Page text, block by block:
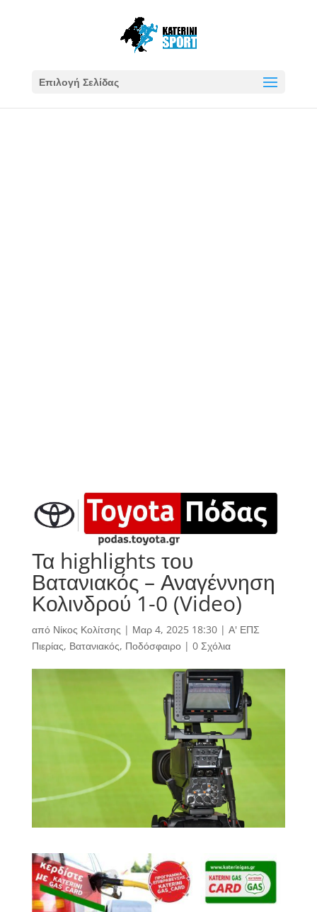
Επιλογή Σελίδας
Τα highlights του
Βατανιακός – Αναγέννηση
Κολινδρού 1-0 (Video)
από Νίκος Κολίτσης | Μαρ 4, 2025 18:30| Α' ΕΠΣ
Πιερίας, Βατανιακός, Ποδόσφαιρο| 0 Σχόλια